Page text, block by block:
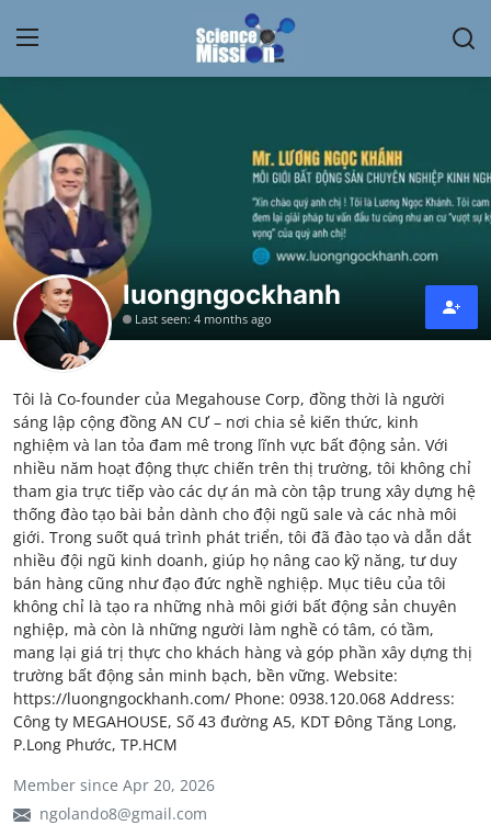
Home
Contact
My Lab
News
Research
Science Hangouts
My Lab
My Company
School Science
Disease Science
Jobs
Blogs
luongngockhanh
Last seen: 4 months ago
Tôi là Co-founder của Megahouse Corp, đồng thời là người
sáng lập cộng đồng AN CƯ – nơi chia sẻ kiến thức, kinh
nghiệm và lan tỏa đam mê trong lĩnh vực bất động sản. Với
nhiều năm hoạt động thực chiến trên thị trường, tôi không chỉ
tham gia trực tiếp vào các dự án mà còn tập trung xây dựng hệ
thống đào tạo bài bản dành cho đội ngũ sale và các nhà môi
giới. Trong suốt quá trình phát triển, tôi đã đào tạo và dẫn dắt
nhiều đội ngũ kinh doanh, giúp họ nâng cao kỹ năng, tư duy
bán hàng cũng như đạo đức nghề nghiệp. Mục tiêu của tôi
không chỉ là tạo ra những nhà môi giới bất động sản chuyên
nghiệp, mà còn là những người làm nghề có tâm, có tầm,
mang lại giá trị thực cho khách hàng và góp phần xây dựng thị
trường bất động sản minh bạch, bền vững. Website:
https://luongngockhanh.com/ Phone: 0938.120.068 Address:
Công ty MEGAHOUSE, Số 43 đường A5, KDT Đông Tăng Long,
P.Long Phước, TP.HCM
Member since Apr 20, 2026
ngolando8@gmail.com